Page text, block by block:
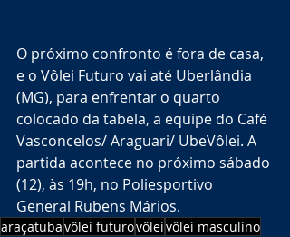
O próximo confronto é fora de casa,
e o Vôlei Futuro vai até Uberlândia
(MG), para enfrentar o quarto
colocado da tabela, a equipe do Café
Vasconcelos/ Araguari/ UbeVôlei. A
partida acontece no próximo sábado
(12), às 19h, no Poliesportivo
General Rubens Mários.
araçatubavôlei futurovôleivôlei masculino